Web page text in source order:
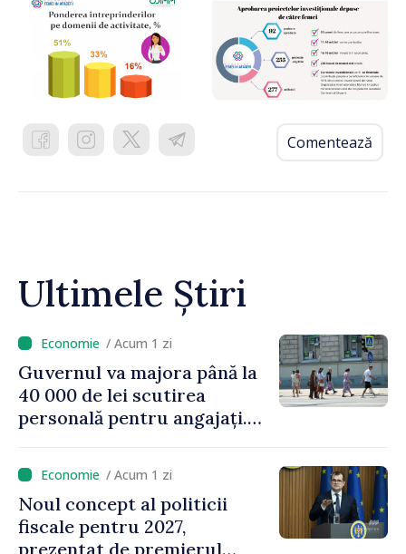
Comentează
Ultimele Știri
/ Acum 1 zi
Guvernul va majora până la
40 000 de lei scutirea
personală pentru angajați.
de milioane de lei îi lăsăm
oamenilor”/ Acum 1 zi
Noul concept al politicii
fiscale pentru 2027,
prezentat de premierul